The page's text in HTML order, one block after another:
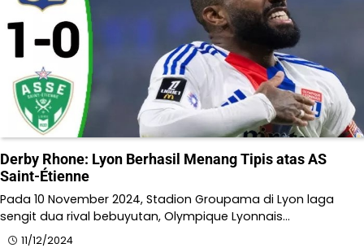
Derby Rhone: Lyon Berhasil Menang Tipis atas AS
Saint-Étienne
Pada 10 November 2024, Stadion Groupama di Lyon laga
sengit dua rival bebuyutan, Olympique Lyonnais…
11/12/2024